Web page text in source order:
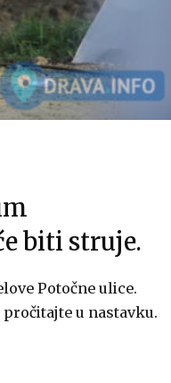
biti struje.
Potočne ulice.
pročitajte u nastavku.